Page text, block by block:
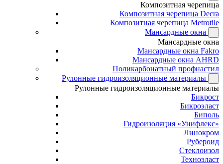
Композитная черепица
Композитная черепица Decra
Композитная черепица Metrotile
Мансардные окна
Мансардные окна
Мансардные окна Fakro
Мансардные окна AHRD
Поликарбонатный профнастил
Рулонные гидроизоляционные материалы
Рулонные гидроизоляционные материалы
Бикрост
Бикроэласт
Биполь
Гидроизоляция «Унифлекс»
Линокром
Рубероид
Стеклоизол
Техноэласт